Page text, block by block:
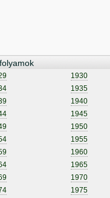
1930
1935
1940
1945
1950
1955
1960
1965
1970
1975